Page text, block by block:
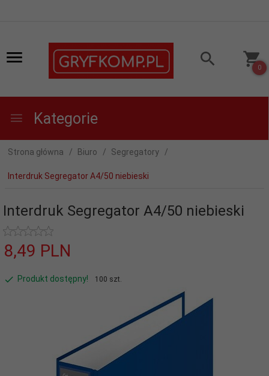
0
Kategorie
Strona główna Biuro Segregatory
Interdruk Segregator A4/50 niebieski
Interdruk Segregator A4/50 niebieski
8,49 PLN
Produkt dostępny! 100 szt.